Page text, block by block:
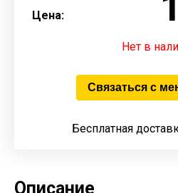
Цена:
Нет в
Связаться с
Бесплатная
Описание